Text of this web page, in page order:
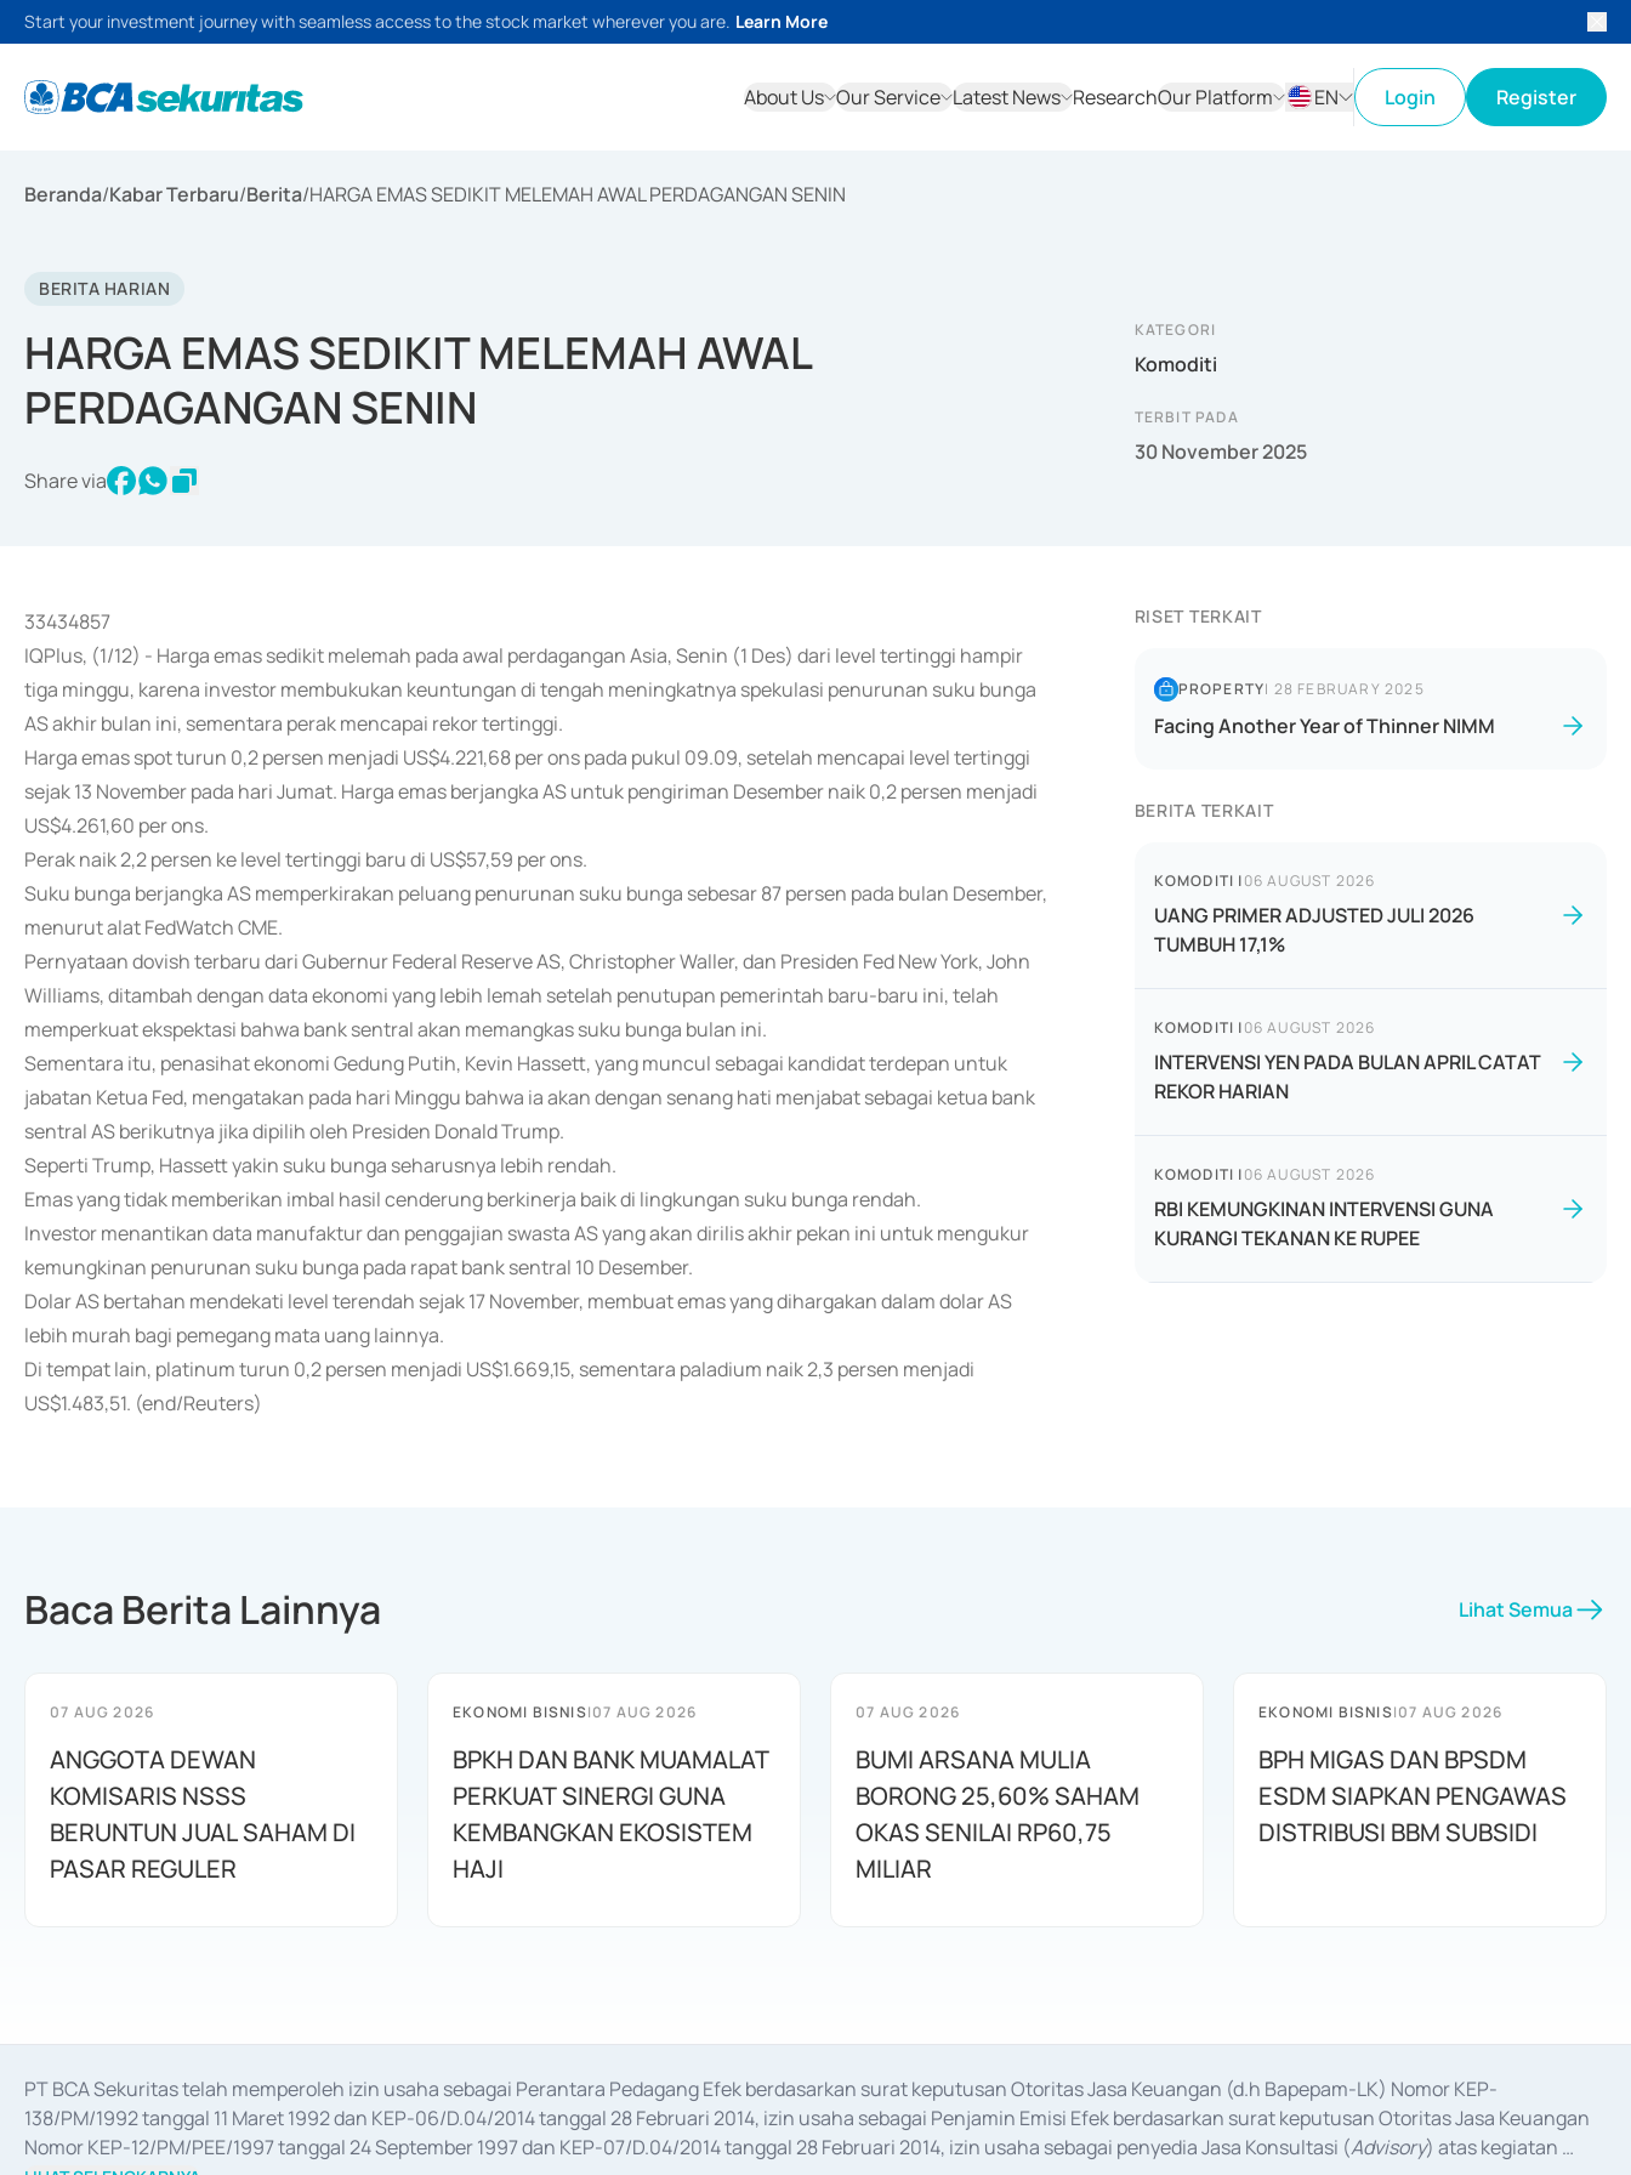
Start your investment journey with seamless access to the stock market wherever you are. Learn More
About Us Our Service Latest News ResearchOur Platform
EN
Login Register
Beranda/Kabar Terbaru/Berita/HARGA EMAS SEDIKIT MELEMAH AWAL PERDAGANGAN SENIN
BERITA HARIAN
HARGA EMAS SEDIKIT MELEMAH AWAL
PERDAGANGAN SENIN
Share via
KATEGORI
Komoditi
TERBIT PADA
30 November 2025
33434857
IQPlus, (1/12) - Harga emas sedikit melemah pada awal perdagangan Asia, Senin (1 Des) dari level tertinggi hampir
tiga minggu, karena investor membukukan keuntungan di tengah meningkatnya spekulasi penurunan suku bunga
AS akhir bulan ini, sementara perak mencapai rekor tertinggi.
Harga emas spot turun 0,2 persen menjadi US$4.221,68 per ons pada pukul 09.09, setelah mencapai level tertinggi
sejak 13 November pada hari Jumat. Harga emas berjangka AS untuk pengiriman Desember naik 0,2 persen menjadi
US$4.261,60 per ons.
Perak naik 2,2 persen ke level tertinggi baru di US$57,59 per ons.
Suku bunga berjangka AS memperkirakan peluang penurunan suku bunga sebesar 87 persen pada bulan Desember,
menurut alat FedWatch CME.
Pernyataan dovish terbaru dari Gubernur Federal Reserve AS, Christopher Waller, dan Presiden Fed New York, John
Williams, ditambah dengan data ekonomi yang lebih lemah setelah penutupan pemerintah baru-baru ini, telah
memperkuat ekspektasi bahwa bank sentral akan memangkas suku bunga bulan ini.
Sementara itu, penasihat ekonomi Gedung Putih, Kevin Hassett, yang muncul sebagai kandidat terdepan untuk
jabatan Ketua Fed, mengatakan pada hari Minggu bahwa ia akan dengan senang hati menjabat sebagai ketua bank
sentral AS berikutnya jika dipilih oleh Presiden Donald Trump.
Seperti Trump, Hassett yakin suku bunga seharusnya lebih rendah.
Emas yang tidak memberikan imbal hasil cenderung berkinerja baik di lingkungan suku bunga rendah.
Investor menantikan data manufaktur dan penggajian swasta AS yang akan dirilis akhir pekan ini untuk mengukur
kemungkinan penurunan suku bunga pada rapat bank sentral 10 Desember.
Dolar AS bertahan mendekati level terendah sejak 17 November, membuat emas yang dihargakan dalam dolar AS
lebih murah bagi pemegang mata uang lainnya.
Di tempat lain, platinum turun 0,2 persen menjadi US$1.669,15, sementara paladium naik 2,3 persen menjadi
US$1.483,51. (end/Reuters)
RISET TERKAIT
PROPERTY| 28 FEBRUARY 2025
Facing Another Year of Thinner NIMM
BERITA TERKAIT
KOMODITI |06 AUGUST 2026
UANG PRIMER ADJUSTED JULI 2026
TUMBUH 17,1%
KOMODITI |06 AUGUST 2026
INTERVENSI YEN PADA BULAN APRIL CATAT
REKOR HARIAN
KOMODITI |06 AUGUST 2026
RBI KEMUNGKINAN INTERVENSI GUNA
KURANGI TEKANAN KE RUPEE
Baca Berita Lainnya Lihat Semua
07 AUG 2026
ANGGOTA DEWAN
KOMISARIS NSSS
BERUNTUN JUAL SAHAM DI
PASAR REGULER
EKONOMI BISNIS|07 AUG 2026
BPKH DAN BANK MUAMALAT
PERKUAT SINERGI GUNA
KEMBANGKAN EKOSISTEM
HAJI
07 AUG 2026
BUMI ARSANA MULIA
BORONG 25,60% SAHAM
OKAS SENILAI RP60,75
MILIAR
EKONOMI BISNIS|07 AUG 2026
BPH MIGAS DAN BPSDM
ESDM SIAPKAN PENGAWAS
DISTRIBUSI BBM SUBSIDI
PT BCA Sekuritas telah memperoleh izin usaha sebagai Perantara Pedagang Efek berdasarkan surat keputusan Otoritas Jasa Keuangan (d.h Bapepam-LK) Nomor KEP-
138/PM/1992 tanggal 11 Maret 1992 dan KEP-06/D.04/2014 tanggal 28 Februari 2014, izin usaha sebagai Penjamin Emisi Efek berdasarkan surat keputusan Otoritas Jasa Keuangan
Nomor KEP-12/PM/PEE/1997 tanggal 24 September 1997 dan KEP-07/D.04/2014 tanggal 28 Februari 2014, izin usaha sebagai penyedia Jasa Konsultasi (Advisory) atas kegiatan